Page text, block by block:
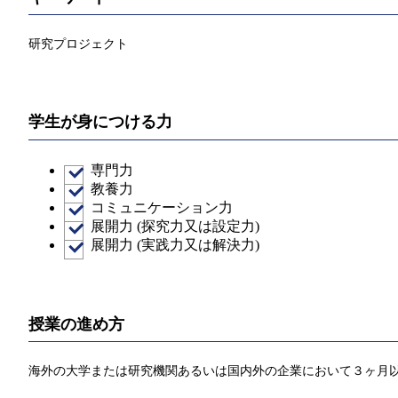
研究プロジェクト
学生が身につける力
専門力
教養力
コミュニケーション力
展開力 (探究力又は設定力)
展開力 (実践力又は解決力)
授業の進め方
海外の大学または研究機関あるいは国内外の企業において３ヶ月